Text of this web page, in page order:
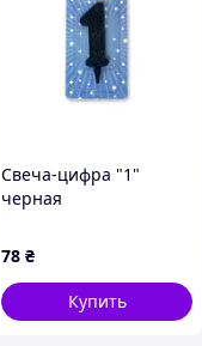
Свеча-цифра "1"
черная
78 ₴
Купить